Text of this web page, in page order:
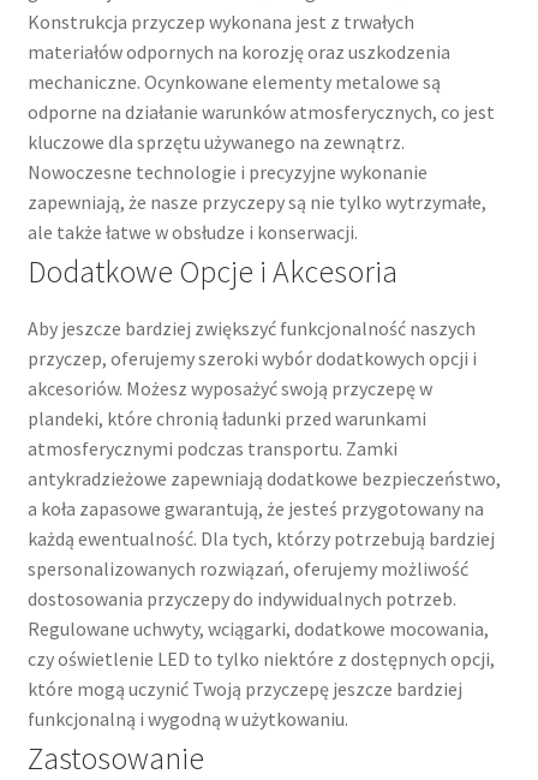
Konstrukcja przyczep wykonana jest z trwałych
materiałów odpornych na korozję oraz uszkodzenia
mechaniczne. Ocynkowane elementy metalowe są
odporne na działanie warunków atmosferycznych, co jest
kluczowe dla sprzętu używanego na zewnątrz.
Nowoczesne technologie i precyzyjne wykonanie
zapewniają, że nasze przyczepy są nie tylko wytrzymałe,
ale także łatwe w obsłudze i konserwacji.
Dodatkowe Opcje i Akcesoria
Aby jeszcze bardziej zwiększyć funkcjonalność naszych
przyczep, oferujemy szeroki wybór dodatkowych opcji i
akcesoriów. Możesz wyposażyć swoją przyczepę w
plandeki, które chronią ładunki przed warunkami
atmosferycznymi podczas transportu. Zamki
antykradzieżowe zapewniają dodatkowe bezpieczeństwo,
a koła zapasowe gwarantują, że jesteś przygotowany na
każdą ewentualność. Dla tych, którzy potrzebują bardziej
spersonalizowanych rozwiązań, oferujemy możliwość
dostosowania przyczepy do indywidualnych potrzeb.
Regulowane uchwyty, wciągarki, dodatkowe mocowania,
czy oświetlenie LED to tylko niektóre z dostępnych opcji,
które mogą uczynić Twoją przyczepę jeszcze bardziej
funkcjonalną i wygodną w użytkowaniu.
Zastosowanie